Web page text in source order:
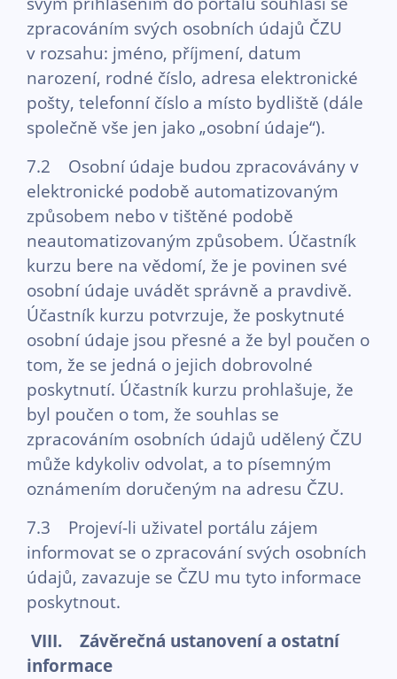
zpracováním svých osobních údajů ČZU
v rozsahu: jméno, příjmení, datum
narození, rodné číslo, adresa elektronické
pošty, telefonní číslo a místo bydliště (dále
společně vše jen jako „osobní údaje“).
7.2 Osobní údaje budou zpracovávány v
elektronické podobě automatizovaným
způsobem nebo v tištěné podobě
neautomatizovaným způsobem. Účastník
kurzu bere na vědomí, že je povinen své
osobní údaje uvádět správně a pravdivě.
Účastník kurzu potvrzuje, že poskytnuté
osobní údaje jsou přesné a že byl poučen o
tom, že se jedná o jejich dobrovolné
poskytnutí. Účastník kurzu prohlašuje, že
byl poučen o tom, že souhlas se
zpracováním osobních údajů udělený ČZU
může kdykoliv odvolat, a to písemným
oznámením doručeným na adresu ČZU.
7.3 Projeví-li uživatel portálu zájem
informovat se o zpracování svých osobních
údajů, zavazuje se ČZU mu tyto informace
poskytnout.
VIII. Závěrečná ustanovení a ostatní
informace